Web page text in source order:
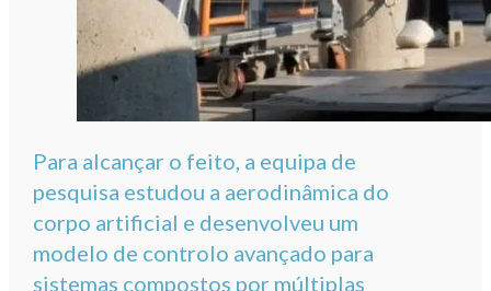
Para alcançar o feito, a equipa de
pesquisa estudou a aerodinâmica do
corpo artificial e desenvolveu um
modelo de controlo avançado para
sistemas compostos por múltiplas